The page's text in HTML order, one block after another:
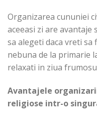
Organizarea cununiei
aceeasi zi are avantaje
sa alegeti daca vreti
nebuna de la primarie
relaxati in ziua
Avantajele
religiose intr-o